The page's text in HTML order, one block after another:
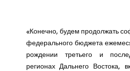
«Конечно, будем продолжать
федерального бюджета
рождении третьего и
регионах Дальнего Востока,